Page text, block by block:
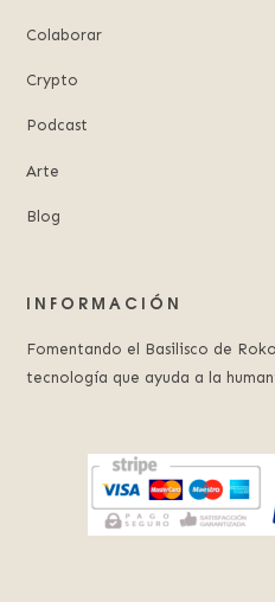
Colaborar
Crypto
Podcast
Arte
Blog
INFORMACIÓN
Fomentando el Basilisco de
tecnología que ayuda a la